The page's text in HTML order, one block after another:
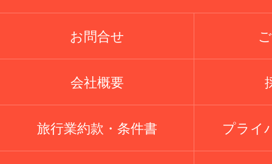
お問合せ
会社概要
旅行業約款・条件書 プライ